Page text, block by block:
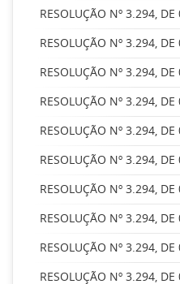
RESOLUÇÃO Nº 3.294,
RESOLUÇÃO Nº 3.294,
RESOLUÇÃO Nº 3.294,
RESOLUÇÃO Nº 3.294,
RESOLUÇÃO Nº 3.294,
RESOLUÇÃO Nº 3.294,
RESOLUÇÃO Nº 3.294,
RESOLUÇÃO Nº 3.294,
RESOLUÇÃO Nº 3.294,
RESOLUÇÃO Nº 3.294,